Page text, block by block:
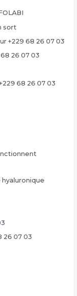
sort
+229 68 26 07 03
26 07 03
68 26 07 03
26 07 03